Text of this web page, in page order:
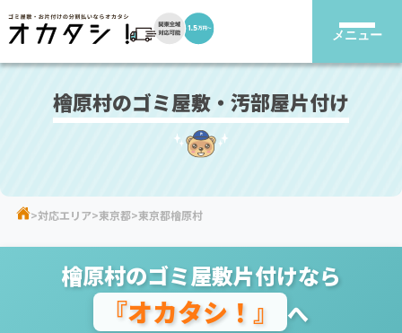
メニュー
檜原村のゴミ屋敷・汚部屋片付け
対応エリア 東京都 東京都檜原村
檜原村のゴミ屋敷片付けなら
『オカタシ！』 へ